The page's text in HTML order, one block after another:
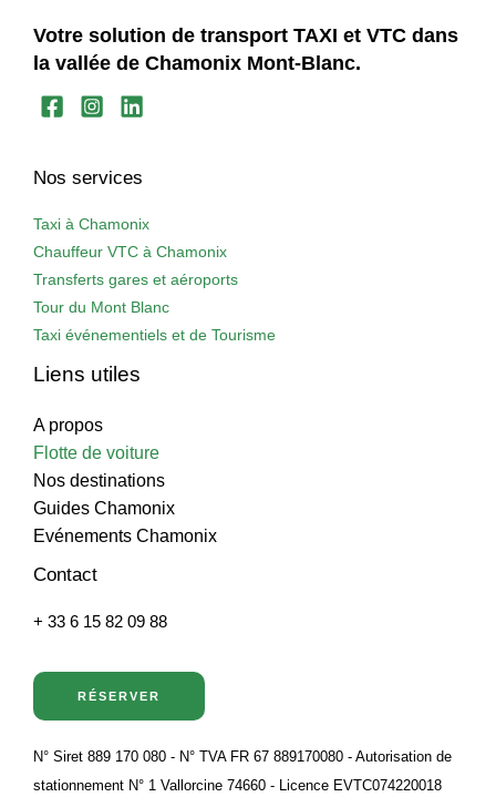
Votre solution de transport TAXI et VTC dans
la vallée de Chamonix Mont-Blanc.
Nos services
Taxi à Chamonix
Chauffeur VTC à Chamonix
Transferts gares et aéroports
Tour du Mont Blanc
Taxi événementiels et de Tourisme
Liens utiles
A propos
Flotte de voiture
Nos destinations
Guides Chamonix
Evénements Chamonix
Contact
+ 33 6 15 82 09 88
RÉSERVER
N° Siret 889 170 080 - N° TVA FR 67 889170080 - Autorisation de
stationnement N° 1 Vallorcine 74660 - Licence EVTC074220018